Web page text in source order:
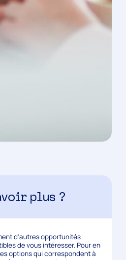
plus ?
d’autres opportunités
de vous intéresser. Pour en
options qui correspondent à